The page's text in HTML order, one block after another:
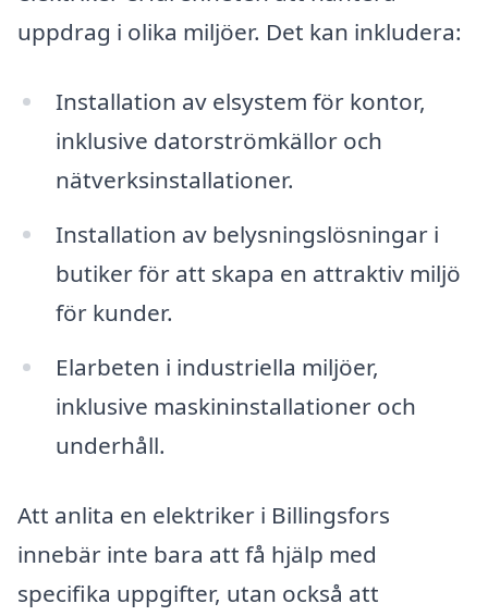
uppdrag i olika miljöer. Det kan inkludera:
Installation av elsystem för kontor,
inklusive datorströmkällor och
nätverksinstallationer.
Installation av belysningslösningar i
butiker för att skapa en attraktiv miljö
för kunder.
Elarbeten i industriella miljöer,
inklusive maskininstallationer och
underhåll.
Att anlita en elektriker i Billingsfors
innebär inte bara att få hjälp med
specifika uppgifter, utan också att